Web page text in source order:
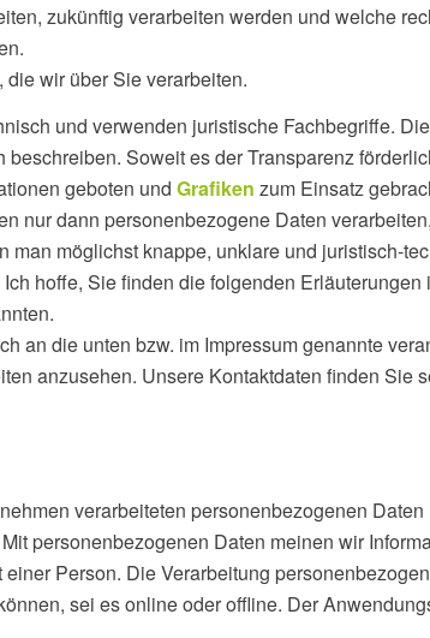
zukünftig verarbeiten werden und welche
wir über Sie verarbeiten.
und verwenden juristische Fachbegriffe.
Soweit es der Transparenz
geboten undGrafiken zum Einsatz
nur dann personenbezogene Daten
möglichst knappe, unklare und juristisch-
hoffe, Sie finden die folgenden
an die unten bzw. im Impressum genannte
anzusehen. Unsere Kontaktdaten finden Sie
verarbeiteten personenbezogenen
personenbezogenen Daten meinen wir
Person. Die Verarbeitung
sei es online oder offline. Der